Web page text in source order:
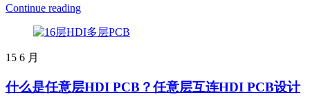
Continue reading
15 6 月
什么是任意层HDI PCB？任意层互连HDI PCB设计